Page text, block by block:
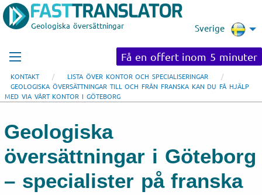
Geologiska översättningar Sverige
Få en offert inom 5 minuter
KONTAKT
LISTA ÖVER KONTOR OCH SPECIALISERINGAR
GEOLOGISKA ÖVERSÄTTNINGAR TILL OCH FRÅN FRANSKA KAN DU FÅ HJÄLP
MED VIA VÅRT KONTOR I GÖTEBORG
Geologiska
översättningar i Göteborg
– specialister på franska